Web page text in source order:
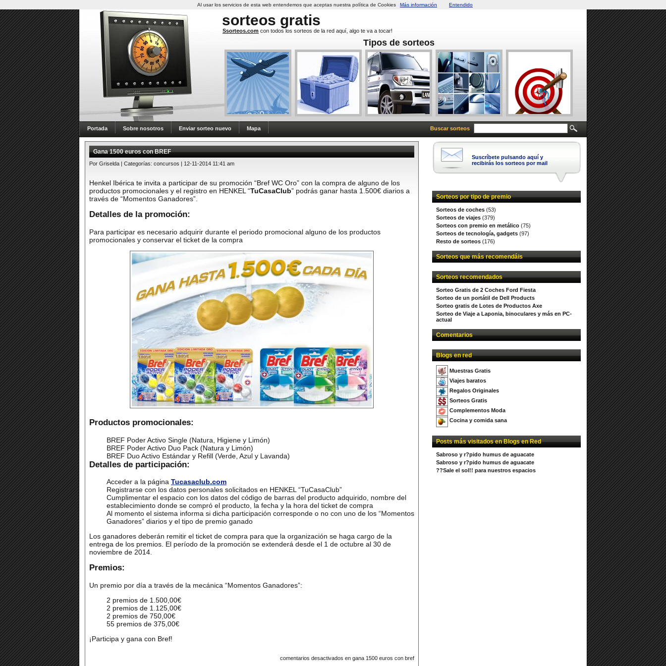
sorteos gratis
Ssorteos.com con todos los sorteos de la red aquí, algo te va a tocar!
Tipos de sorteos
Portada Sobre nosotros Enviar sorteo nuevo Mapa Buscar sorteos
Suscríbete pulsando aquí y
recibirás los sorteos por mail
Sorteos por tipo de premio
Sorteos de coches (53)
Sorteos de viajes (379)
Sorteos con premio en metálico (75)
Sorteos de tecnología, gadgets (97)
Resto de sorteos (176)
Sorteos que más recomendáis
Sorteos recomendados
Sorteo Gratis de 2 Coches Ford Fiesta
Sorteo de un portátil de Dell Products
Sorteo gratis de Lotes de Productos Axe
Sorteo de Viaje a Laponia, binoculares y más en PC-
actual
Comentarios
Blogs en red
Muestras Gratis
Viajes baratos
Regalos Originales
Sorteos Gratis
Complementos Moda
Cocina y comida sana
Posts más visitados en Blogs en Red
Sabroso y r?pido humus de aguacate
Sabroso y r?pido humus de aguacate
??Sale el sol!! para nuestros espacios
Gana 1500 euros con BREF
Por Griselda | Categorías: concursos | 12-11-2014 11:41 am
Henkel Ibérica te invita a participar de su promoción “Bref WC Oro” con la compra de alguno de los
productos promocionales y el registro en HENKEL “TuCasaClub” podrás ganar hasta 1.500€ diarios a
través de “Momentos Ganadores”.
Detalles de la promoción:
Para participar es necesario adquirir durante el periodo promocional alguno de los productos
promocionales y conservar el ticket de la compra
Productos promocionales:
BREF Poder Activo Single (Natura, Higiene y Limón)
BREF Poder Activo Duo Pack (Natura y Limón)
BREF Duo Activo Estándar y Refill (Verde, Azul y Lavanda)
Detalles de participación:
Acceder a la página Tucasaclub.com
Registrarse con los datos personales solicitados en HENKEL “TuCasaClub”
Cumplimentar el espacio con los datos del código de barras del producto adquirido, nombre del
establecimiento donde se compró el producto, la fecha y la hora del ticket de compra
Al momento el sistema informa si dicha participación corresponde o no con uno de los “Momentos
Ganadores” diarios y el tipo de premio ganado
Los ganadores deberán remitir el ticket de compra para que la organización se haga cargo de la
entrega de los premios. El período de la promoción se extenderá desde el 1 de octubre al 30 de
noviembre de 2014.
Premios:
Un premio por día a través de la mecánica “Momentos Ganadores”:
2 premios de 1.500,00€
2 premios de 1.125,00€
2 premios de 750,00€
55 premios de 375,00€
¡Participa y gana con Bref!
comentarios desactivados en gana 1500 euros con bref
Al usar los servicios de esta web entendemos que aceptas nuestra política de Cookies Más información Entendido